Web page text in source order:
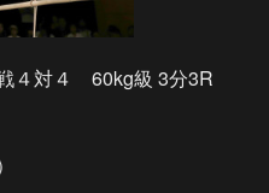
４対４ 60kg級 3分3R